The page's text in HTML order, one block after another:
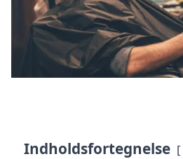
Indholdsfortegnelse